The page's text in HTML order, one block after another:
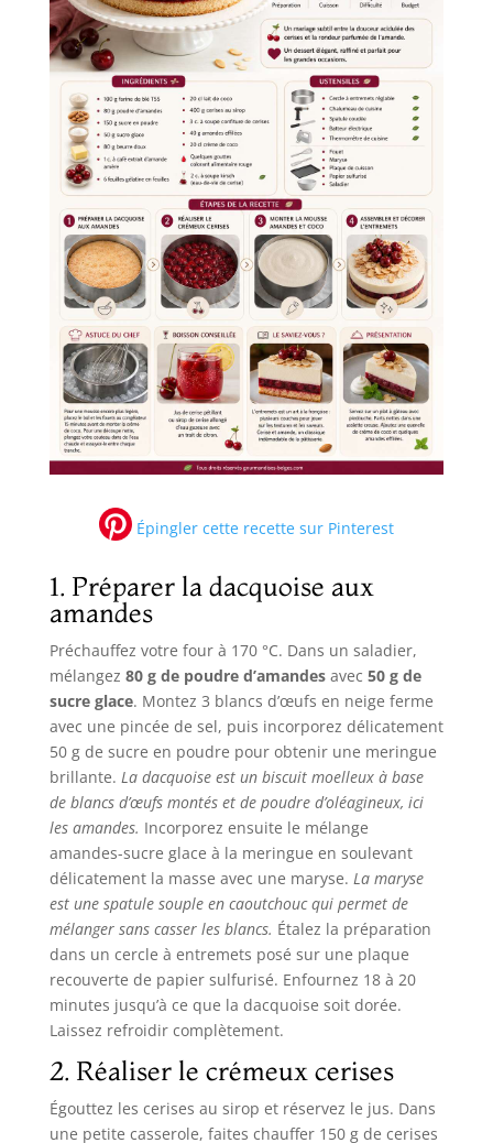
Épingler cette recette sur Pinterest
1. Préparer la dacquoise aux
amandes
Préchauffez votre four à 170 °C. Dans un saladier,
mélangez 80 g de poudre d’amandesavec 50 g de
sucre glace. Montez 3 blancs d’œufs en neige ferme
avec une pincée de sel, puis incorporez délicatement
50 g de sucre en poudre pour obtenir une meringue
brillante. La dacquoise est un biscuit moelleux à base
de blancs d’œufs montés et de poudre d’oléagineux, ici
les amandes. Incorporez ensuite le mélange
amandes-sucre glace à la meringue en soulevant
délicatement la masse avec une maryse. La maryse
est une spatule souple en caoutchouc qui permet de
mélanger sans casser les blancs. Étalez la préparation
dans un cercle à entremets posé sur une plaque
recouverte de papier sulfurisé. Enfournez 18 à 20
minutes jusqu’à ce que la dacquoise soit dorée.
Laissez refroidir complètement.
2. Réaliser le crémeux cerises
Égouttez les cerises au sirop et réservez le jus. Dans
une petite casserole, faites chauffer 150 g de cerises